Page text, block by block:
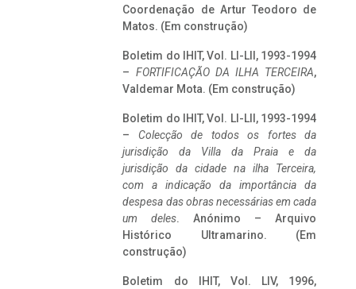
Coordenação de Artur Teodoro de
Matos. (Em construção)
Boletim do IHIT, Vol. LI-LII, 1993-1994
– FORTIFICAÇÃO DA ILHA TERCEIRA,
Valdemar Mota. (Em construção)
Boletim do IHIT, Vol. LI-LII, 1993-1994
– Colecção de todos os fortes da
jurisdição da Villa da Praia e da
jurisdição da cidade na ilha Terceira,
com a indicação da importância da
despesa das obras necessárias em cada
um deles. Anónimo – Arquivo
Histórico Ultramarino. (Em
construção)
Boletim do IHIT, Vol. LIV, 1996,